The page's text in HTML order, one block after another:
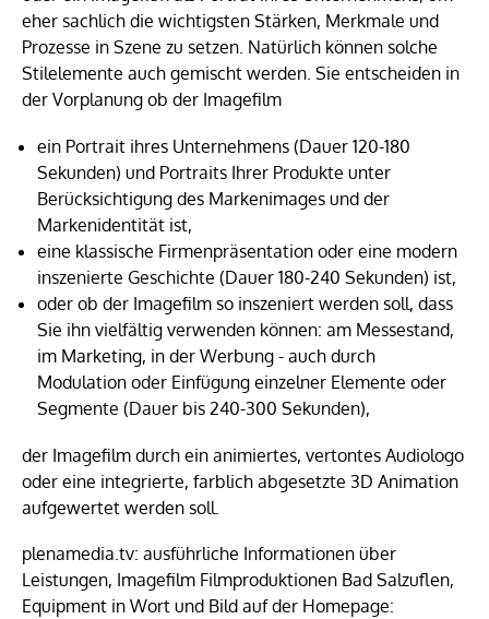
eher sachlich die wichtigsten Stärken, Merkmale und
Prozesse in Szene zu setzen. Natürlich können solche
Stilelemente auch gemischt werden. Sie entscheiden in
der Vorplanung ob der Imagefilm
­ein Portrait ihres Unternehmens (Dauer 120-180
Sekunden) und Portraits Ihrer Produkte unter
Berücksichtigung des Markenimages und der
Markenidentität ist,
eine klassische Firmenpräsentation oder eine modern
inszenierte Geschichte (Dauer 180-240 Sekunden) ist,
oder ob der Imagefilm so inszeniert werden soll, dass
Sie ihn vielfältig verwenden können: am Messestand,
im Marketing, in der Werbung - auch durch
Modulation oder Einfügung einzelner Elemente oder
Segmente (Dauer bis 240-300 Sekunden),
der Imagefilm durch ein animiertes, vertontes Audiologo
oder eine integrierte, farblich abgesetzte 3D Animation
aufgewertet werden soll.
plenamedia.tv: ausführliche Informationen über
Leistungen, Imagefilm Filmproduktionen Bad Salzuflen,
Equipment in Wort und Bild auf der Homepage: